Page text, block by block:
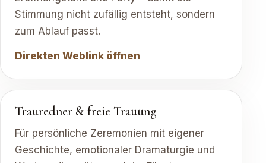
Stimmung nicht zufällig entsteht, sondern
zum Ablauf passt.
Direkten Weblink öffnen
Trauredner & freie Trauung
Für persönliche Zeremonien mit eigener
Geschichte, emotionaler Dramaturgie und